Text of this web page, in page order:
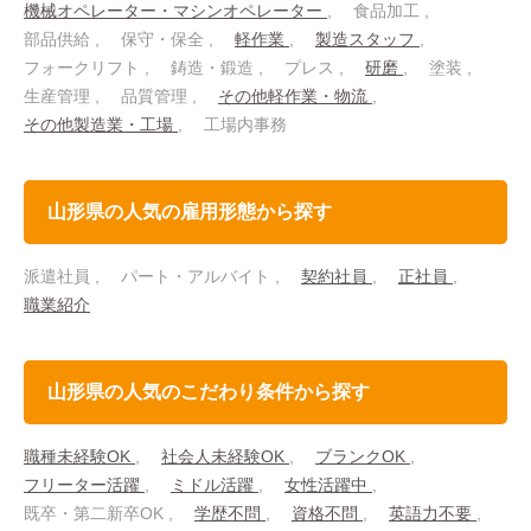
機械オペレーター・マシンオペレーター
食品加工
部品供給
保守・保全 軽作業
製造スタッフ
フォークリフト
鋳造・鍛造 プレス 研磨
塗装
生産管理
品質管理
その他軽作業・物流
その他製造業・工場
工場内事務
山形県の人気の雇用形態から探す
派遣社員 パート・アルバイト 契約社員
正社員
職業紹介
山形県の人気のこだわり条件から探す
職種未経験OK 社会人未経験OK
ブランクOK
フリーター活躍
ミドル活躍
女性活躍中
既卒・第二新卒OK
学歴不問 資格不問
英語力不要